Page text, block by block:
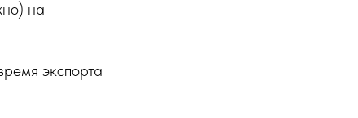
на
экспорта